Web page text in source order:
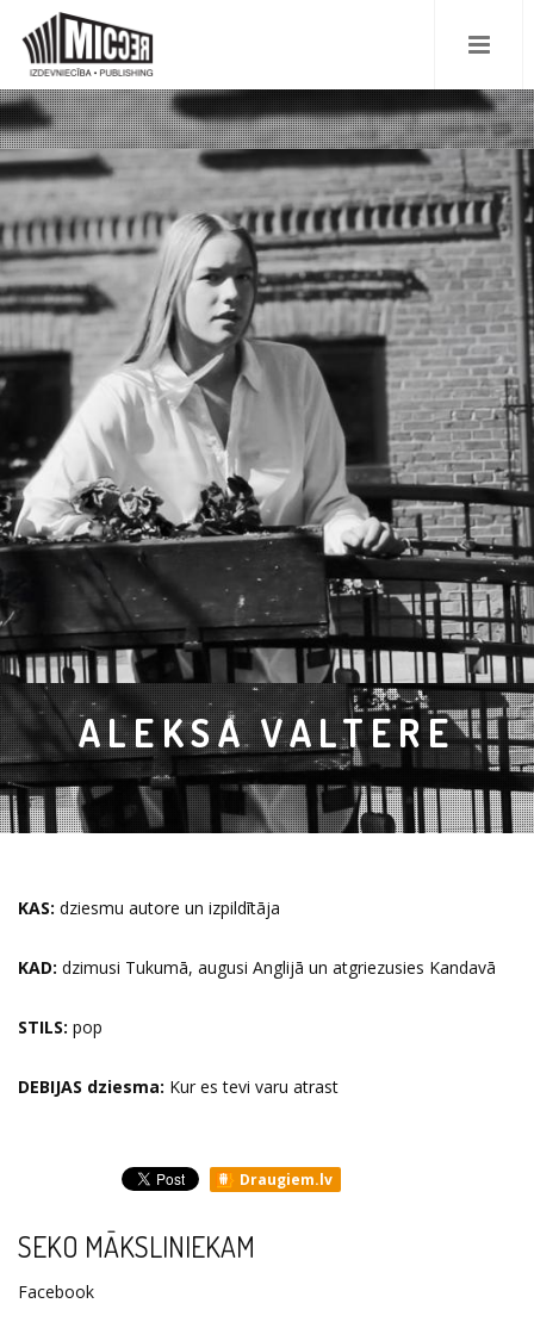
ALEKSA VALTERE
KAS: dziesmu autore un izpildītāja
KAD: dzimusi Tukumā, augusi Anglijā un atgriezusies Kandavā
STILS: pop
DEBIJAS dziesma: Kur es tevi varu atrast
Draugiem.lv
SEKO MĀKSLINIEKAM
Facebook